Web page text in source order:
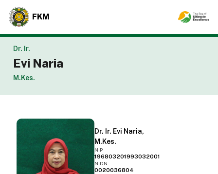
FKM
Dr. Ir.
Evi Naria
M.Kes.
Dr. Ir. Evi Naria,
M.Kes.
NIP
196803201993032001
NIDN
0020036804